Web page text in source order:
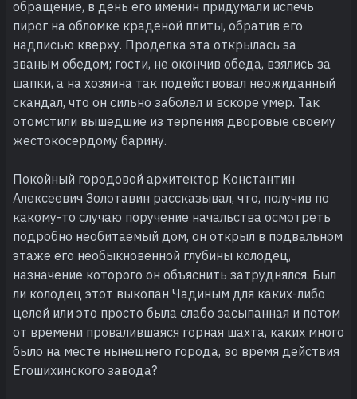
обращение, в день его именин придумали испечь
пирог на обломке краденой плиты, обратив его
надписью кверху. Проделка эта открылась за
званым обедом; гости, не окончив обеда, взялись за
шапки, а на хозяина так подействовал неожиданный
скандал, что он сильно заболел и вскоре умер. Так
отомстили вышедшие из терпения дворовые своему
жестокосердому барину.
Покойный городовой архитектор Константин
Алексеевич Золотавин рассказывал, что, получив по
какому-то случаю поручение начальства осмотреть
подробно необитаемый дом, он открыл в подвальном
этаже его необыкновенной глубины колодец,
назначение которого он объяснить затруднялся. Был
ли колодец этот выкопан Чадиным для каких-либо
целей или это просто была слабо засыпанная и потом
от времени провалившаяся горная шахта, каких много
было на месте нынешнего города, во время действия
Егошихинского завода?